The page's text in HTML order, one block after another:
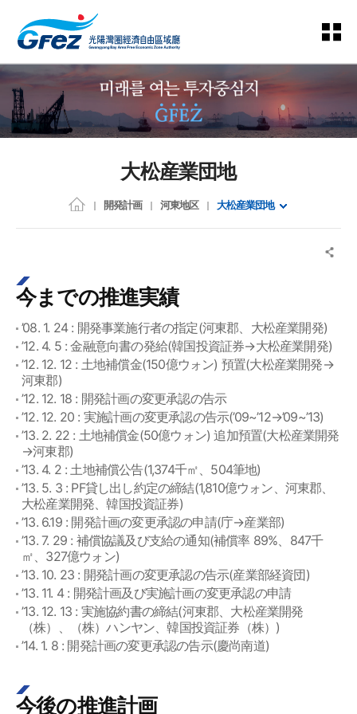
大松産業団地
開発計画 河東地区 大松産業団地
今までの推進実績
’08. 1. 24 : 開発事業施行者の指定(河東郡、大松産業開発)
’12. 4. 5 : 金融意向書の発給(韓国投資証券→大松産業開発)
’12. 12. 12 : 土地補償金(150億ウォン) 預置(大松産業開発→
河東郡)
’12. 12. 18 : 開発計画の変更承認の告示
’12. 12. 20 : 実施計画の変更承認の告示(’09~’12→’09~’13)
’13. 2. 22 : 土地補償金(50億ウォン) 追加預置(大松産業開発
→河東郡)
’13. 4. 2 : 土地補償公告(1,374千㎡、504筆地)
’13. 5. 3 : PF貸し出し約定の締結(1,810億ウォン、河東郡、
大松産業開発、韓国投資証券)
’13. 6.19 : 開発計画の変更承認の申請(庁→産業部)
’13. 7. 29 : 補償協議及び支給の通知(補償率 89%、847千
㎡、327億ウォン)
’13. 10. 23 : 開発計画の変更承認の告示(産業部経資団)
’13. 11. 4 : 開発計画及び実施計画の変更承認の申請
’13. 12. 13 : 実施協約書の締結(河東郡、大松産業開発
（株）、（株）ハンヤン、韓国投資証券（株）)
’14. 1. 8 : 開発計画の変更承認の告示(慶尚南道)
今後の推進計画